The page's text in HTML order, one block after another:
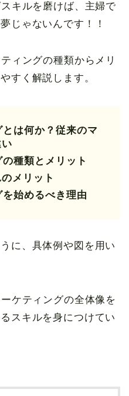
キルを磨けば、主婦で
じゃないんです！！
ィングの種類からメリ
すく解説します。
は何か？従来のマ
種類とメリット
メリット
始めるべき理由
に、具体例や図を用い
ケティングの全体像を
スキルを身につけてい